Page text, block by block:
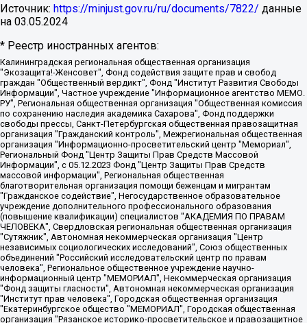
Источник: https://minjust.gov.ru/ru/documents/7822/ данные
на 03.05.2024
* Реестр иностранных агентов:
Калининградская региональная общественная организация "Экозащита!-Женсовет", Фонд содействия защите прав и свобод граждан "Общественный вердикт", Фонд "Институт Развития Свободы Информации", Частное учреждение "Информационное агентство МЕМО. РУ", Региональная общественная организация "Общественная комиссия по сохранению наследия академика Сахарова", Фонд поддержки свободы прессы, Санкт-Петербургская общественная правозащитная организация "Гражданский контроль", Межрегиональная общественная организация "Информационно-просветительский центр "Мемориал", Региональный Фонд "Центр Защиты Прав Средств Массовой Информации", с 05.12.2023 Фонд "Центр Защиты Прав Средств массовой информации", Региональная общественная благотворительная организация помощи беженцам и мигрантам "Гражданское содействие", Негосударственное образовательное учреждение дополнительного профессионального образования (повышение квалификации) специалистов "АКАДЕМИЯ ПО ПРАВАМ ЧЕЛОВЕКА", Свердловская региональная общественная организация "Сутяжник", Автономная некоммерческая организация "Центр независимых социологических исследований", Союз общественных объединений "Российский исследовательский центр по правам человека", Региональное общественное учреждение научно-информационный центр "МЕМОРИАЛ", Некоммерческая организация "Фонд защиты гласности", Автономная некоммерческая организация "Институт прав человека", Городская общественная организация "Екатеринбургское общество "МЕМОРИАЛ", Городская общественная организация "Рязанское историко-просветительское и правозащитное общество "Мемориал" (Рязанский Мемориал), Челябинский региональный орган общественной самодеятельности – женское общественное объединение "Женщины Евразии", Челябинский региональный орган общественной самодеятельности "Уральская правозащитная группа", Фонд содействия защите здоровья и социальной справедливости имени Андрея Рылькова, Автономная Некоммерческая Организация "Аналитический Центр Юрия Левады", Автономная некоммерческая организация социальной поддержки населения "Проект Апрель", Региональная общественная организация помощи женщинам и детям, находящимся в кризисной ситуации "Информационно-методический центр "Анна", Фонд содействия развитию массовых коммуникаций и правовому просвещению "Так-так-Так", Фонд содействия устойчивому развитию "Серебряная тайга", Свердловский региональный общественный фонд социальных проектов "Новое время", "Idel.Реалии", Кавказ.Реалии, Крым.Реалии, Телеканал Настоящее Время, Татаро-башкирская служба Радио Свобода (Azatliq Radiosi), Радио Свободная Европа/Радио Свобода (PCE/PC), "Сибирь.Реалии", "Фактограф", Благотворительный фонд помощи осужденным и их семьям, Автономная некоммерческая организация "Институт глобализации и социальных движений", Фонд "В защиту прав заключенных", Частное учреждение "Центр поддержки и содействия развитию средств массовой информации", Пензенский региональный общественный благотворительный фонд "Гражданский союз", "Север.Реалии", Некоммерческая организация Фонд "Правовая инициатива", Общество с ограниченной ответственностью "Радио Свободная Европа/Радио Свобода", Чешское информационное агентство "MEDIUM-ORIENT", Красноярская региональная общественная организация "Мы против СПИДа", Камалягин Денис Николаевич, Маркелов Сергей Евгеньевич, Пономарев Лев Александрович, Савицкая Людмила Алексеевна, Автономная некоммерческая организация "Центр по работе с проблемой насилия "НАСИЛИЮ.НЕТ", Межрегиональный профессиональный союз работников здравоохранения "Альянс врачей", Юридическое лицо, зарегистрированное в Латвийской Республике, SIA "Medusa Project" (регистрационный номер 40103797863, дата регистрации 10.06.2014), Некоммерческая организация "Фонд по борьбе с коррупцией", Автономная некоммерческая организация "Институт права и публичной политики", Баданин Роман Сергеевич, Гликин Максим Александрович, Железнова Мария Михайловна, Лукьянова Юлия Сергеевна, Маетная Елизавета Витальевна, Маняхин Петр Борисович, Чуракова Ольга Владимировна, Ярош Юлия Петровна, Юридическое лицо "The Insider SIA", зарегистрированное в Риге, Латвийская Республика (дата регистрации 26.06.2015), являющееся администратором доменного имени интернет-издания "The Insider SIA", https://theins.ru, Постернак Алексей Евгеньевич, Рубин Михаил Аркадьевич, Анин Роман Александрович, Юридическое лицо Istories fonds, зарегистрированное в Латвийской Республике (регистрационный номер 50008295751, дата регистрации 24.02.2020), Великовский Дмитрий Александрович, Долинина Ирина Николаевна, Мароховская Алеся Алексеевна, Шлейнов Роман Юрьевич, Шмагун Олеся Валентиновна, Общество с ограниченной ответственностью "Альтаир 2021", Общество с ограниченной ответственностью "Вега 2021", Общество с ограниченной ответственностью "Главный редактор 2021", Общество с ограниченной ответственностью "Ромашки монолит", Важенков Артем Валерьевич, Ивановская областная общественная организация "Центр гендерных исследований", Гурман Юрий Альбертович, Медиапроект "ОВД-Инфо", Егоров Владимир Владимирович, Жилинский Владимир Александрович, Общество с ограниченной ответственностью "ЗП", Иванова София Юрьевна, Карезина Инна Павловна, Кильтау Екатерина Викторовна, Петров Алексей Викторович, Пискунов Сергей Евгеньевич, Смирнов Сергей Сергеевич, Тихонов Михаил Сергеевич, Общество с ограниченной ответственностью "ЖУРНАЛИСТ-ИНОСТРАННЫЙ АГЕНТ", Арапова Галина Юрьевна, Вольтская Татьяна Анатольевна, Американская компания "Mason G.E.S. Anonymous Foundation" (США), являющаяся владельцем интернет-издания https://mnews.world/, Компания "Stichting Bellingcat", зарегистрированная в Нидерландах (дата регистрации 11.07.2018), Захаров Андрей Вячеславович, Клепиковская Екатерина Дмитриевна, Общество с ограниченной ответственностью "МЕМО", Перл Роман Александрович, Симонов Евгений Алексеевич, Соловьева Елена Анатольевна, Сотников Даниил Владимирович, Сурначева Елизавета Дмитриевна, Автономная некоммерческая организация по защите прав человека и информированию населения "Якутия – Наше Мнение", Общество с ограниченной ответственностью "Москоу диджитал медиа", с 26.01.2023 Общество с ограниченной ответственностью "Чайка Белые сады", Ветошкина Валерия Валерьевна, Заговора Максим Александрович, Межрегиональное общественное движение "Российская ЛГБТ - сеть", Оленичев Максим Владимирович, Павлов Иван Юрьевич, Скворцова Елена Сергеевна, Общество с ограниченной ответственностью "Как бы инагент", Кочетков Игорь Викторович, Общество с ограниченной ответственностью "Честные выборы", Еланчик Олег Александрович, Общество с ограниченной ответственностью "Нобелевский призыв", Гималова Регина Эмилевна, Григорьев Андрей Валерьевич, Григорьева Алина Александровна, Ассоциация по содействию защите прав призывников, альтернативнослужащих и военнослужащих "Правозащитная группа "Гражданин.Армия.Право", Хисамова Регина Фаритовна, Автономная некоммерческая организация по реализации социально-правовых программ "Лилит", Дальневосточное общественное движение "Маяк", Санкт-Петербургская ЛГБТ-инициативная группа "Выход", Инициативная группа ЛГБТ+ "Реверс", Алексеев Андрей Викторович, Бекбулатова Таисия Львовна, Беляев Иван Михайлович, Владыкина Елена Сергеевна, Гельман Марат Александрович, Никульшина Вероника Юрьевна, Толоконникова Надежда Андреевна, Шендерович Виктор Анатольевич, Общество с ограниченной ответственностью "Данное сообщение", Общество с ограниченной ответственностью Издательский дом "Новая глава", Айнбиндер Александра Александровна, Московский комьюнити-центр для ЛГБТ+инициатив, Благотворительный фонд развития филантропии, Deutsche Welle (Германия, Kurt-Schumacher-Strasse 3, 53113 Bonn), Борзунова Мария Михайловна, Воробьев Виктор Викторович, Голубева Анна Львовна, Константинова Алла Михайловна, Малкова Ирина Владимировна, Мурадов Мурад Абдулгалимович, Осетинская Елизавета Николаевна, Понасенков Евгений Николаевич, Ганапольский Матвей Юрьевич, Киселев Евгений Алексеевич, Борухович Ирина Григорьевна, Дремин Иван Тимофеевич, Дубровский Дмитрий Викторович, Красноярская региональная общественная организация поддержки и развития альтернативных образовательных технологий и межкультурных коммуникаций "ИНТЕРРА", Маяковская Екатерина Алексеевна, Фейгин Марк Захарович, Филимонов Андрей Викторович, Дзугкоева Регина Николаевна, Доброхотов Роман Александрович, Дудь Юрий Александрович, Елкин Сергей Владимирович, Кругликов Кирилл Игоревич, Сабунаева Мария Леонидовна, Семенов Алексей Владимирович, Шаинян Карен Багратович, Шульман Екатерина Михайловна, Асафьев Артур Валерьевич, Вахштайн Виктор Семенович, Венедиктов Алексей Алексеевич, Лушникова Екатерина Евгеньевна, Волков Леонид Михайлович, Невзоров Александр Глебович, Пархоменко Сергей Борисович, Сироткин Ярослав Николаевич, Кара-Мурза Владимир Владимирович, Баранова Наталья Владимировна, Гозман Леонид Яковлевич, Кагарлицкий Борис Юльевич, Климарев Михаил Валерьевич, Милов Владимир Станиславович, Автономная некоммерческая организация Краснодарский центр современного искусства "Типография", Моргенштерн Алишер Тагирович, Соболь Любовь Эдуардовна, Общество с ограниченной ответственностью "ЛИЗА НОРМ", Каспаров Гарри Кимович, Ходорковский Михаил Борисович, Общество с ограниченной ответственностью "Апрельские тезисы", Данилович Ирина Брониславовна, Кашин Олег Владимирович, Петров Николай Владимирович, Пивоваров Алексей Владимирович, Соколов Михаил Владимирович, Цветкова Юлия Владимировна, Чичваркин Евгений Александрович, Комитет против пыток/Команда против пыток, Общество с ограниченной ответственностью "Первый научный", Общество с ограниченной ответственностью "Вертолет и ко", Белоцерковская Вероника Борисовна, Кац Максим Евгеньевич, Лазарева Татьяна Юрьевна, Шаведдинов Руслан Табризович, Яшин Илья Валерьевич, Общество с ограниченной ответственностью "Иноагент ААВ", Алешковский Дмитрий Петрович, Альбац Евгения Марковна, Быков Дмитрий Львович, Галямина Юлия Евгеньевна, Лойко Сергей Леонидович, Мартынов Кирилл Константинович, Медведев Сергей Александрович, Крашенинников Федор Геннадиевич, Гордеева Катерина Вл